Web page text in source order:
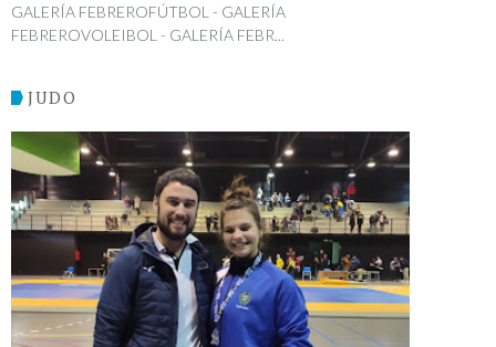
GALERÍA FEBREROFÚTBOL - GALERÍA
FEBREROVOLEIBOL - GALERÍA FEBR...
JUDO